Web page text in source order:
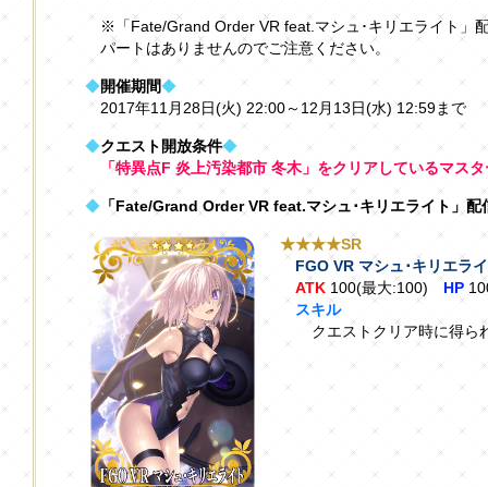
※「Fate/Grand Order VR feat.マシュ･キリエライト」
パートはありませんのでご注意ください。
◆開催期間◆
2017年11月28日(火) 22:00～12月13日(水) 12:59まで
◆クエスト開放条件◆
「特異点F 炎上汚染都市 冬木」をクリアしているマス
◆ 「Fate/Grand Order VR feat.マシュ･キリエライト」
★★★★SR
FGO VR マシュ･キリエラ
ATK 100(最大:100) HP
スキル
クエストクリア時に得ら